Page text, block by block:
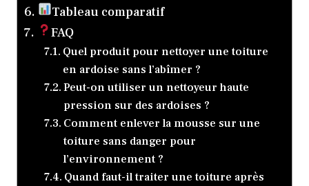
Tableau comparatif
FAQ
Quel produit pour nettoyer une toiture
en ardoise sans l’abîmer ?
Peut-on utiliser un nettoyeur haute
pression sur des ardoises ?
Comment enlever la mousse sur une
toiture sans danger pour
l’environnement ?
Quand faut-il traiter une toiture après